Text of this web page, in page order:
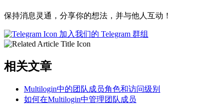
保持消息灵通，分享你的想法，并与他人互动！
加入我们的 Telegram 群组
相关文章
Multilogin中的团队成员角色和访问级别
如何在Multilogin中管理团队成员